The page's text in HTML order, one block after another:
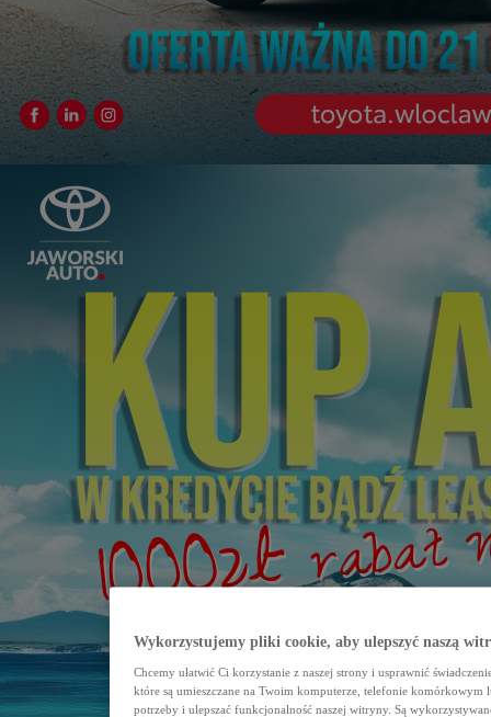
Wykorzystujemy pliki cookie, aby ulepszyć naszą
Chcemy ułatwić Ci korzystanie z naszej strony i usprawnić
które są umieszczane na Twoim komputerze, telefonie komórkowym
potrzeby i ulepszać funkcjonalność naszej witryny. Są